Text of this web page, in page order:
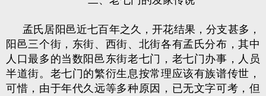
孟氏居阳邑近七百年之久，开花结果，分支甚多，
阳邑三个街，东街、西街、北街各有孟氏分布，其中
人口最多的当数阳邑东街老七门，老七门办事，人员
半道街。老七门的繁衍生息按常理应该有族谱传世，
可惜，由于年代久远等多种原因，已无文字可考，但